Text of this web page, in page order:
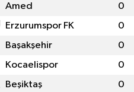
Amed 0
Erzurumspor FK 0
Başakşehir 0
Kocaelispor 0
Beşiktaş 0